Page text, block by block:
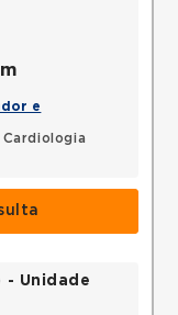
e
Cardiologia
- Unidade